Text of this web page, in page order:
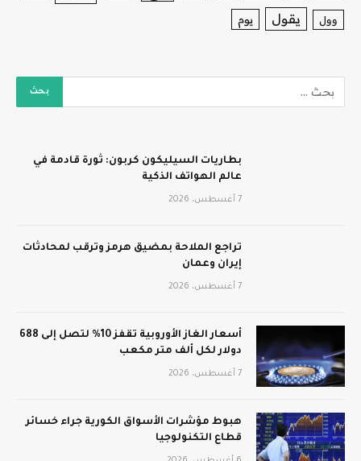
وول يقول يوم
بطاريات السيليكون كربون: ثورة قادمة في
عالم الهواتف الذكية
7 أغسطس، 2026
تراجع الملاحة بمضيق هرمز وترقب لمحادثات
إيران وعمان
7 أغسطس، 2026
أسعار الغاز الأوروبية تقفز 10% لتصل إلى 688
دولار لكل ألف متر مكعب
7 أغسطس، 2026
هبوط مؤشرات الأسواق الكورية جراء خسائر
قطاع التكنولوجيا